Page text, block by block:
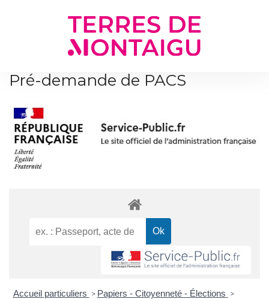
Pré-demande de PACS
Accueil particuliers > Papiers - Citoyenneté - Élections >